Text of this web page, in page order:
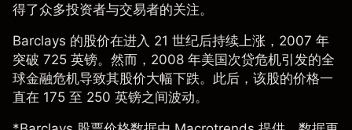
得了众多投资者与交易者的关注。
Barclays 的股价在进入 21 世纪后持续上涨，2007 年
突破 725 英镑。然而，2008 年美国次贷危机引发的全
球金融危机导致其股价大幅下跌。此后，该股的价格一
直在 175 至 250 英镑之间波动。